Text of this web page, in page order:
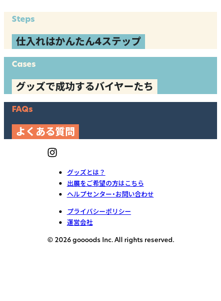
Steps
仕入れはかんたん4ステップ
Cases
グッズで成功するバイヤーたち
FAQs
よくある質問
グッズとは？
出展をご希望の方はこちら
ヘルプセンター・お問い合わせ
プライバシーポリシー
運営会社
© 2026 goooods Inc. All rights reserved.